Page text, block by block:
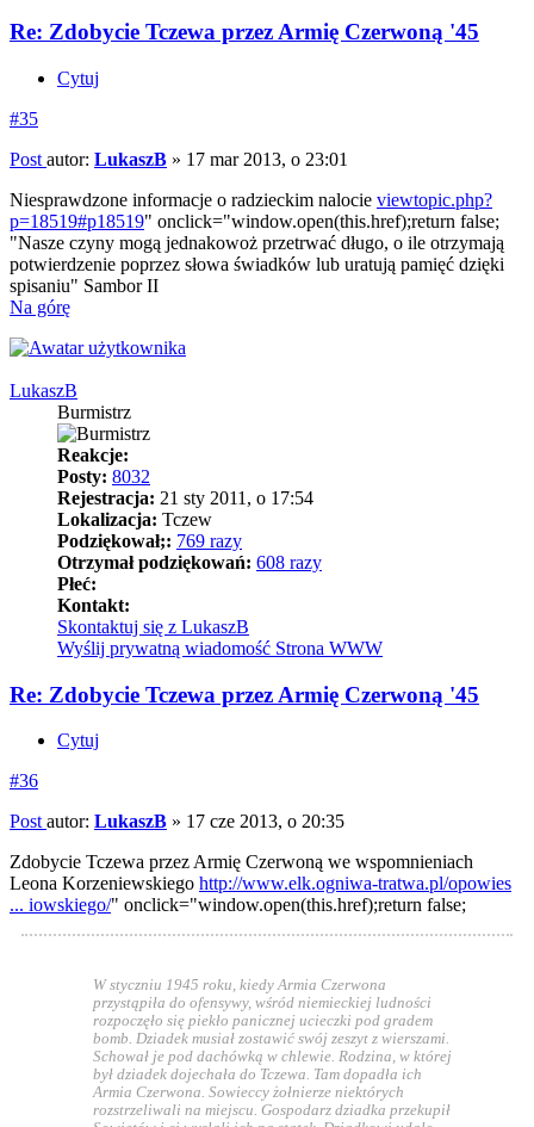
Re: Zdobycie Tczewa przez Armię Czerwoną '45
Cytuj
#35
Post autor: LukaszB » 17 mar 2013, o 23:01
Niesprawdzone informacje o radzieckim nalocie viewtopic.php?
p=18519#p18519" onclick="window.open(this.href);return false;
"Nasze czyny mogą jednakowoż przetrwać długo, o ile otrzymają
potwierdzenie poprzez słowa świadków lub uratują pamięć dzięki
spisaniu" Sambor II
Na górę
LukaszB
Burmistrz
Reakcje:
Posty: 8032
Rejestracja: 21 sty 2011, o 17:54
Lokalizacja: Tczew
Podziękował;: 769 razy
Otrzymał podziękowań: 608 razy
Płeć:
Kontakt:
Skontaktuj się z LukaszB
Wyślij prywatną wiadomość Strona WWW
Re: Zdobycie Tczewa przez Armię Czerwoną '45
Cytuj
#36
Post autor: LukaszB » 17 cze 2013, o 20:35
Zdobycie Tczewa przez Armię Czerwoną we wspomnieniach
Leona Korzeniewskiego http://www.elk.ogniwa-tratwa.pl/opowies
... iowskiego/" onclick="window.open(this.href);return false;
W styczniu 1945 roku, kiedy Armia Czerwona
przystąpiła do ofensywy, wśród niemieckiej ludności
rozpoczęło się piekło panicznej ucieczki pod gradem
bomb. Dziadek musiał zostawić swój zeszyt z wierszami.
Schował je pod dachówką w chlewie. Rodzina, w której
był dziadek dojechała do Tczewa. Tam dopadła ich
Armia Czerwona. Sowieccy żołnierze niektórych
rozstrzeliwali na miejscu. Gospodarz dziadka przekupił